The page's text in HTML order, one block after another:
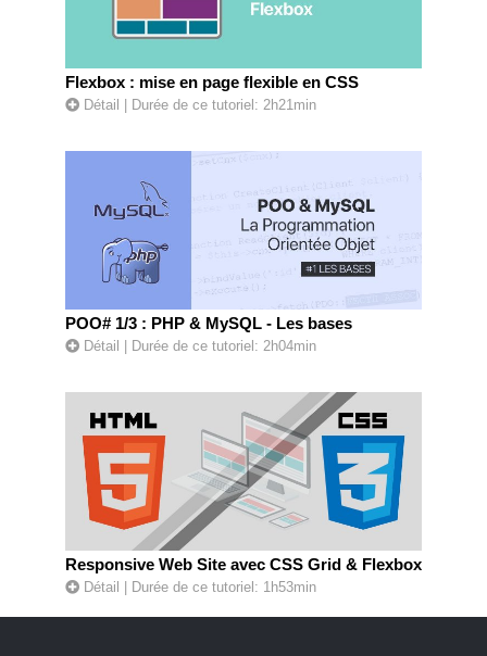
Flexbox : mise en page flexible en CSS
Détail | Durée de ce tutoriel: 2h21min
POO# 1/3 : PHP & MySQL - Les bases
Détail | Durée de ce tutoriel: 2h04min
Responsive Web Site avec CSS Grid & Flexbox
Détail | Durée de ce tutoriel: 1h53min